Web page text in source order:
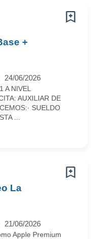
+
24/06/2026
A NIVEL
AUXILIAR DE
SUELDO
...
La
21/06/2026
Apple Premium